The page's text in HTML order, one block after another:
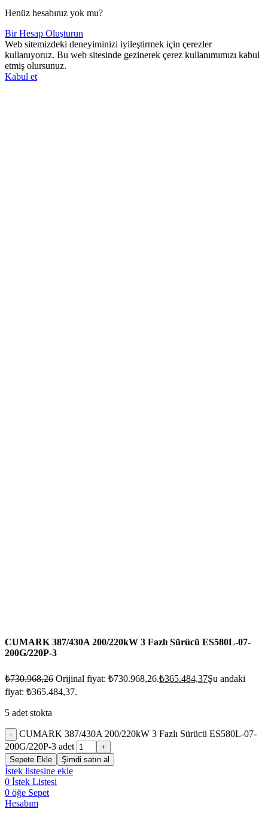
Henüz hesabınız yok mu?
Bir Hesap Oluşturun
Web sitemizdeki deneyiminizi iyileştirmek için çerezler
kullanıyoruz. Bu web sitesinde gezinerek çerez kullanımımızı kabul
etmiş olursunuz.
Kabul et
CUMARK 387/430A 200/220kW 3 Fazlı Sürücü ES580L-07-
200G/220P-3
₺730.968,26 Orijinal fiyat: ₺730.968,26.₺365.484,37Şu andaki
fiyat: ₺365.484,37.
5 adet stokta
CUMARK 387/430A 200/220kW 3 Fazlı Sürücü ES580L-07-
200G/220P-3 adet
Sepete Ekle Şimdi satın al
İstek listesine ekle
0 İstek Listesi
0 öğe Sepet
Hesabım